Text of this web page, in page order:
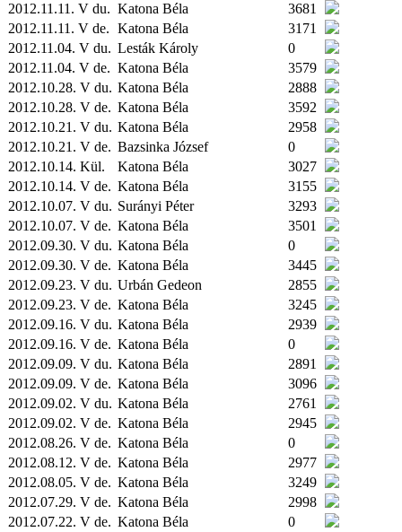
2012.11.11. V du. Katona Béla
3681
2012.11.11. V de. Katona Béla
3171
2012.11.04. V du. Lesták Károly
0
2012.11.04. V de. Katona Béla
3579
2012.10.28. V du. Katona Béla
2888
2012.10.28. V de. Katona Béla
3592
2012.10.21. V du. Katona Béla
2958
2012.10.21. V de. Bazsinka József
0
2012.10.14. Kül. Katona Béla
3027
2012.10.14. V de. Katona Béla
3155
2012.10.07. V du. Surányi Péter
3293
2012.10.07. V de. Katona Béla
3501
2012.09.30. V du. Katona Béla
0
2012.09.30. V de. Katona Béla
3445
2012.09.23. V du. Urbán Gedeon
2855
2012.09.23. V de. Katona Béla
3245
2012.09.16. V du. Katona Béla
2939
2012.09.16. V de. Katona Béla
0
2012.09.09. V du. Katona Béla
2891
2012.09.09. V de. Katona Béla
3096
2012.09.02. V du. Katona Béla
2761
2012.09.02. V de. Katona Béla
2945
2012.08.26. V de. Katona Béla
0
2012.08.12. V de. Katona Béla
2977
2012.08.05. V de. Katona Béla
3249
2012.07.29. V de. Katona Béla
2998
2012.07.22. V de. Katona Béla
0